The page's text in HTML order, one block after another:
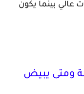
عالي بينما يكون
ومتى يبيض